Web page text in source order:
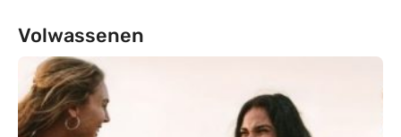
Volwassenen